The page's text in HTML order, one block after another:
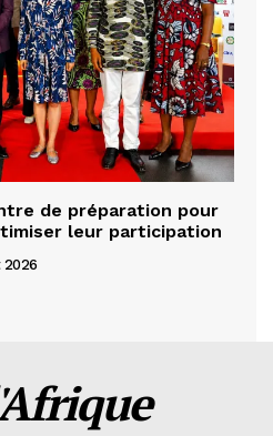
de préparation pour
leur participation